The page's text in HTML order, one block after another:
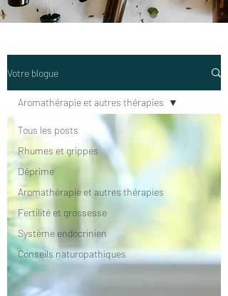
Votre blogue
Tous les posts
Rhumes et grippes
Déprime
Aromathérapie et autres thérapies
Fertilité et grossesse
Système endocrinien
Conseils naturopathiques
Aromathérapie et autres thérapies